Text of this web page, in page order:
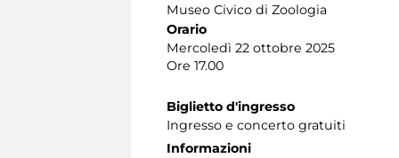
Museo Civico di Zoologia
Orario
Mercoledì 22 ottobre 2025
Ore 17.00
Biglietto d'ingresso
Ingresso e concerto gratuiti
Informazioni